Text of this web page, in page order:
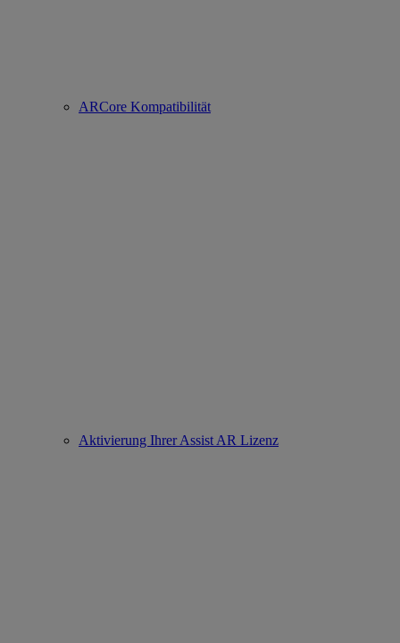
ARCore Kompatibilität
Aktivierung Ihrer Assist AR Lizenz